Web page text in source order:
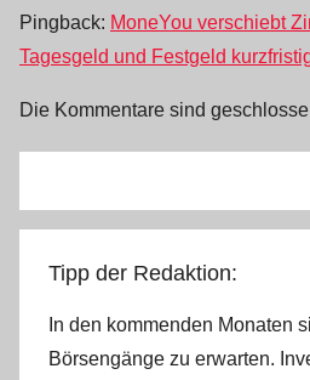
Pingback: MoneYou verschiebt
Tagesgeld und Festgeld
Die Kommentare sind
Tipp der Redaktion:
In den kommenden Monaten
Börsengänge zu erwarten.